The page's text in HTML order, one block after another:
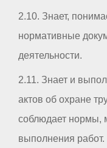
2.10. Знает,
нормативные
деятельности.
2.11. Знает и
актов об охране
соблюдает нормы,
выполнения работ.